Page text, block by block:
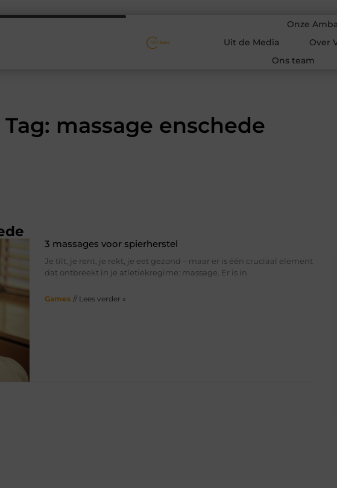
Onze
Uit de Media
Over
Ons team
Tag: massage enschede
3 massages voor spierherstel
Je tilt, je rent, je rekt, je eet gezond – maar er is één cruciaal element
dat ontbreekt in je atletiekregime: massage. Er is in
Games // Lees verder »